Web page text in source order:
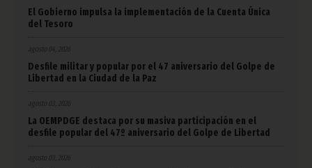
El Gobierno impulsa la implementación de la Cuenta Única
del Tesoro
agosto 04, 2026
Desfile militar y popular por el 47 aniversario del Golpe de
Libertad en la Ciudad de la Paz
agosto 03, 2026
La OEMPDGE destaca por su masiva participación en el
desfile popular del 47º aniversario del Golpe de Libertad
agosto 03, 2026